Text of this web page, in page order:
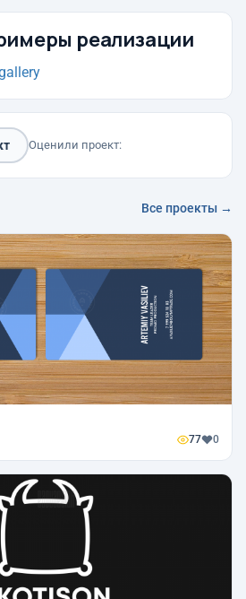
реализации
Оценили проект:
Все проекты →
77 0